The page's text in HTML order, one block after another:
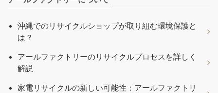
沖縄でのリサイクルショップが取り組む環境保護と
は？
アールファクトリーのリサイクルプロセスを詳しく
解説
家電リサイクルの新しい可能性：アールファクトリ